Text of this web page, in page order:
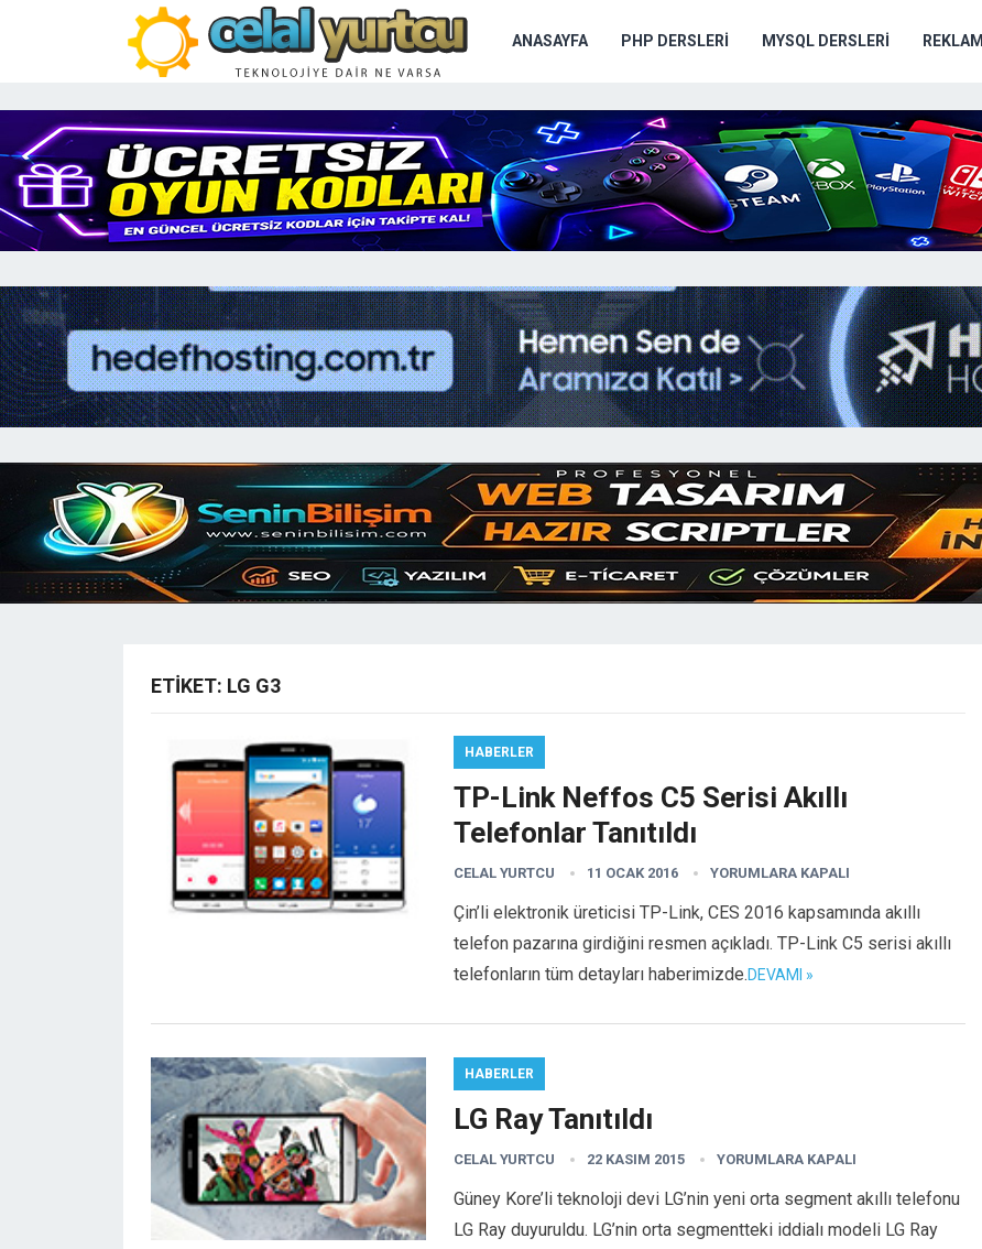
ANASAYFA PHP DERSLERI MYSQL DERSLERI REKLAM
ETIKET: LG G3
HABERLER
TP-Link Neffos C5 Serisi Akıllı
Telefonlar Tanıtıldı
CELAL YURTCU 11 OCAK 2016 YORUMLARA KAPALI
Çin’li elektronik üreticisi TP-Link, CES 2016 kapsamında akıllı
telefon pazarına girdiğini resmen açıkladı. TP-Link C5 serisi akıllı
telefonların tüm detayları haberimizde.DEVAMI »
HABERLER
LG Ray Tanıtıldı
CELAL YURTCU 22 KASIM 2015 YORUMLARA KAPALI
Güney Kore’li teknoloji devi LG’nin yeni orta segment akıllı telefonu
LG Ray duyuruldu. LG’nin orta segmentteki iddialı modeli LG Ray